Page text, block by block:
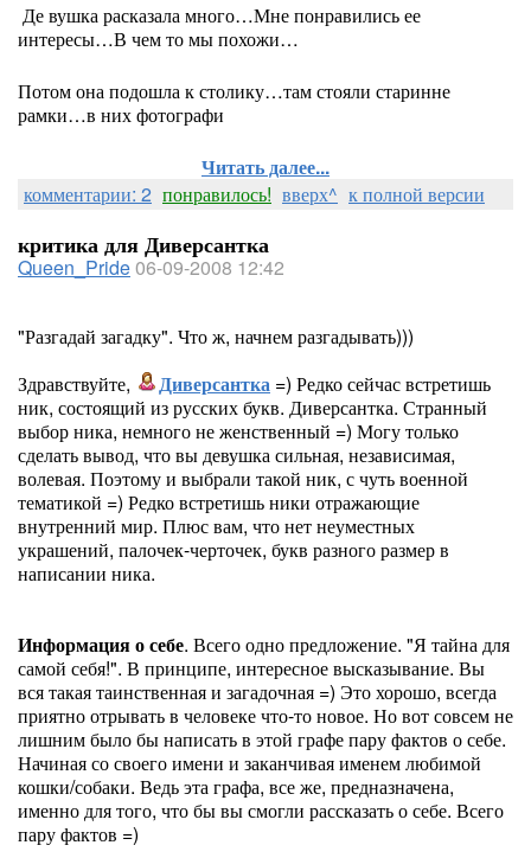
Де вушка расказала много…Мне понравились ее
интересы…В чем то мы похожи…
Потом она подошла к столику…там стояли старинне
рамки…в них фотографи
Читать далее...
комментарии: 2 понравилось! вверх^ к полной версии
критика для Диверсантка
Queen_Pride06-09-2008 12:42
"Разгадай загадку". Что ж, начнем разгадывать)))
Здравствуйте,
Диверсантка =) Редко сейчас встретишь
ник, состоящий из русских букв. Диверсантка. Странный
выбор ника, немного не женственный =) Могу только
сделать вывод, что вы девушка сильная, независимая,
волевая. Поэтому и выбрали такой ник, с чуть военной
тематикой =) Редко встретишь ники отражающие
внутренний мир. Плюс вам, что нет неуместных
украшений, палочек-черточек, букв разного размер в
написании ника.
Информация о себе. Всего одно предложение. "Я тайна для
самой себя!". В принципе, интересное высказывание. Вы
вся такая таинственная и загадочная =) Это хорошо, всегда
приятно отрывать в человеке что-то новое. Но вот совсем не
лишним было бы написать в этой графе пару фактов о себе.
Начиная со своего имени и заканчивая именем любимой
кошки/собаки. Ведь эта графа, все же, предназначена,
именно для того, что бы вы смогли рассказать о себе. Всего
пару фактов =)